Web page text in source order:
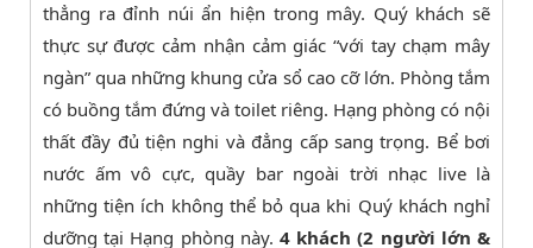
thẳng ra đỉnh núi ẩn hiện trong mây. Quý khách sẽ
thực sự được cảm nhận cảm giác “với tay chạm mây
ngàn” qua những khung cửa sổ cao cỡ lớn. Phòng tắm
có buồng tắm đứng và toilet riêng. Hạng phòng có nội
thất đầy đủ tiện nghi và đẳng cấp sang trọng. Bể bơi
nước ấm vô cực, quầy bar ngoài trời nhạc live là
những tiện ích không thể bỏ qua khi Quý khách nghỉ
dưỡng tại Hạng phòng này. 4 khách (2 người lớn &